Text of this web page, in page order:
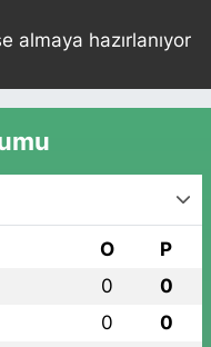
almaya hazırlanıyor
O P
0 0
0 0